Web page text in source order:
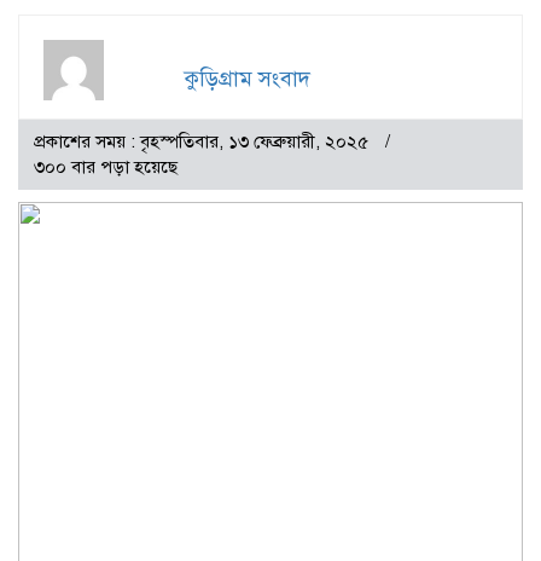
কুড়িগ্রাম সংবাদ
প্রকাশের সময় : বৃহস্পতিবার, ১৩ ফেব্রুয়ারী, ২০২৫
৩০০ বার পড়া হয়েছে